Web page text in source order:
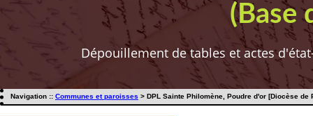
(Base
Dépouillement de tables et actes
Navigation :: Communes et paroisses > DPL Sainte Philomène, Poudre d'or [Diocèse de